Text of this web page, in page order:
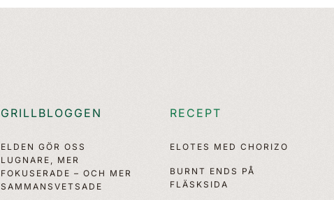
GRILLBLOGGEN
ELDEN GÖR OSS
LUGNARE, MER
FOKUSERADE – OCH MER
SAMMANSVETSADE
RECEPT
ELOTES MED CHORIZO
BURNT ENDS PÅ
FLÄSKSIDA